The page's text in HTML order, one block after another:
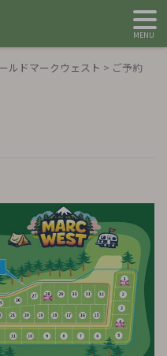
ルドマークウェスト > ご予約
MENU